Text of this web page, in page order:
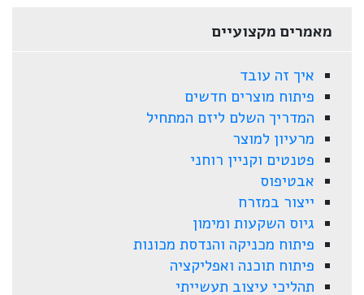
מאמרים מקצועיים
איך זה עובד
פיתוח מוצרים חדשים
המדריך השלם ליזם המתחיל
מרעיון למוצר
פטנטים וקניין רוחני
אבטיפוס
ייצור במזרח
גיוס השקעות ומימון
פיתוח מכניקה והנדסת מכונות
פיתוח תוכנה ואפליקציה
תהליכי עיצוב תעשייתי